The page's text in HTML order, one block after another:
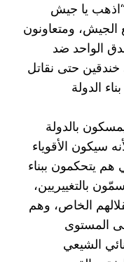
“اذهب يا جيش
ومتعاونون
الواحد ضد
خندقين حتى نقاتل
الدولة
بالدولة
سيكون الأقوياء
هم يتحكمون ببناء
بالتغييريين،
الخاص، وهم
المستوى
الشيعي